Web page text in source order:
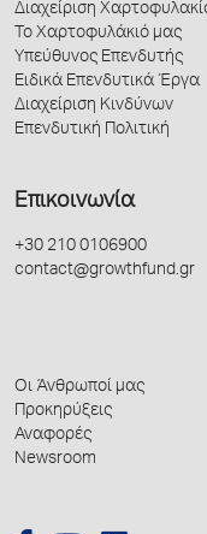
Διαχείριση
Το Χαρτοφυλάκιό μας
Υπεύθυνος Επενδυτής
Ειδικά Επενδυτικά Έργα
Διαχείριση Κινδύνων
Επενδυτική Πολιτική
Επικοινωνία
+30 210 0106900
contact@growthfund.gr
Οι Άνθρωποί μας
Προκηρύξεις
Αναφορές
Newsroom